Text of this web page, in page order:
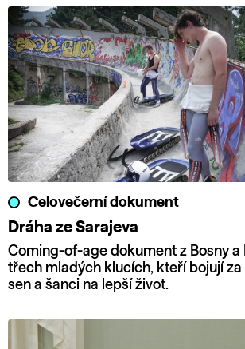
Celovečerní dokument
Dráha ze Sarajeva
Coming-of-age dokument z Bosny a
třech mladých klucích, kteří bojují
sen a šanci na lepší život.